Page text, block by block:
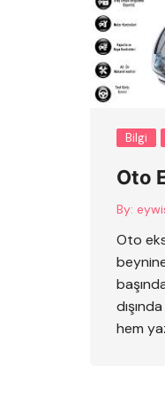
Bilgi
Oto
By:
Oto
hem